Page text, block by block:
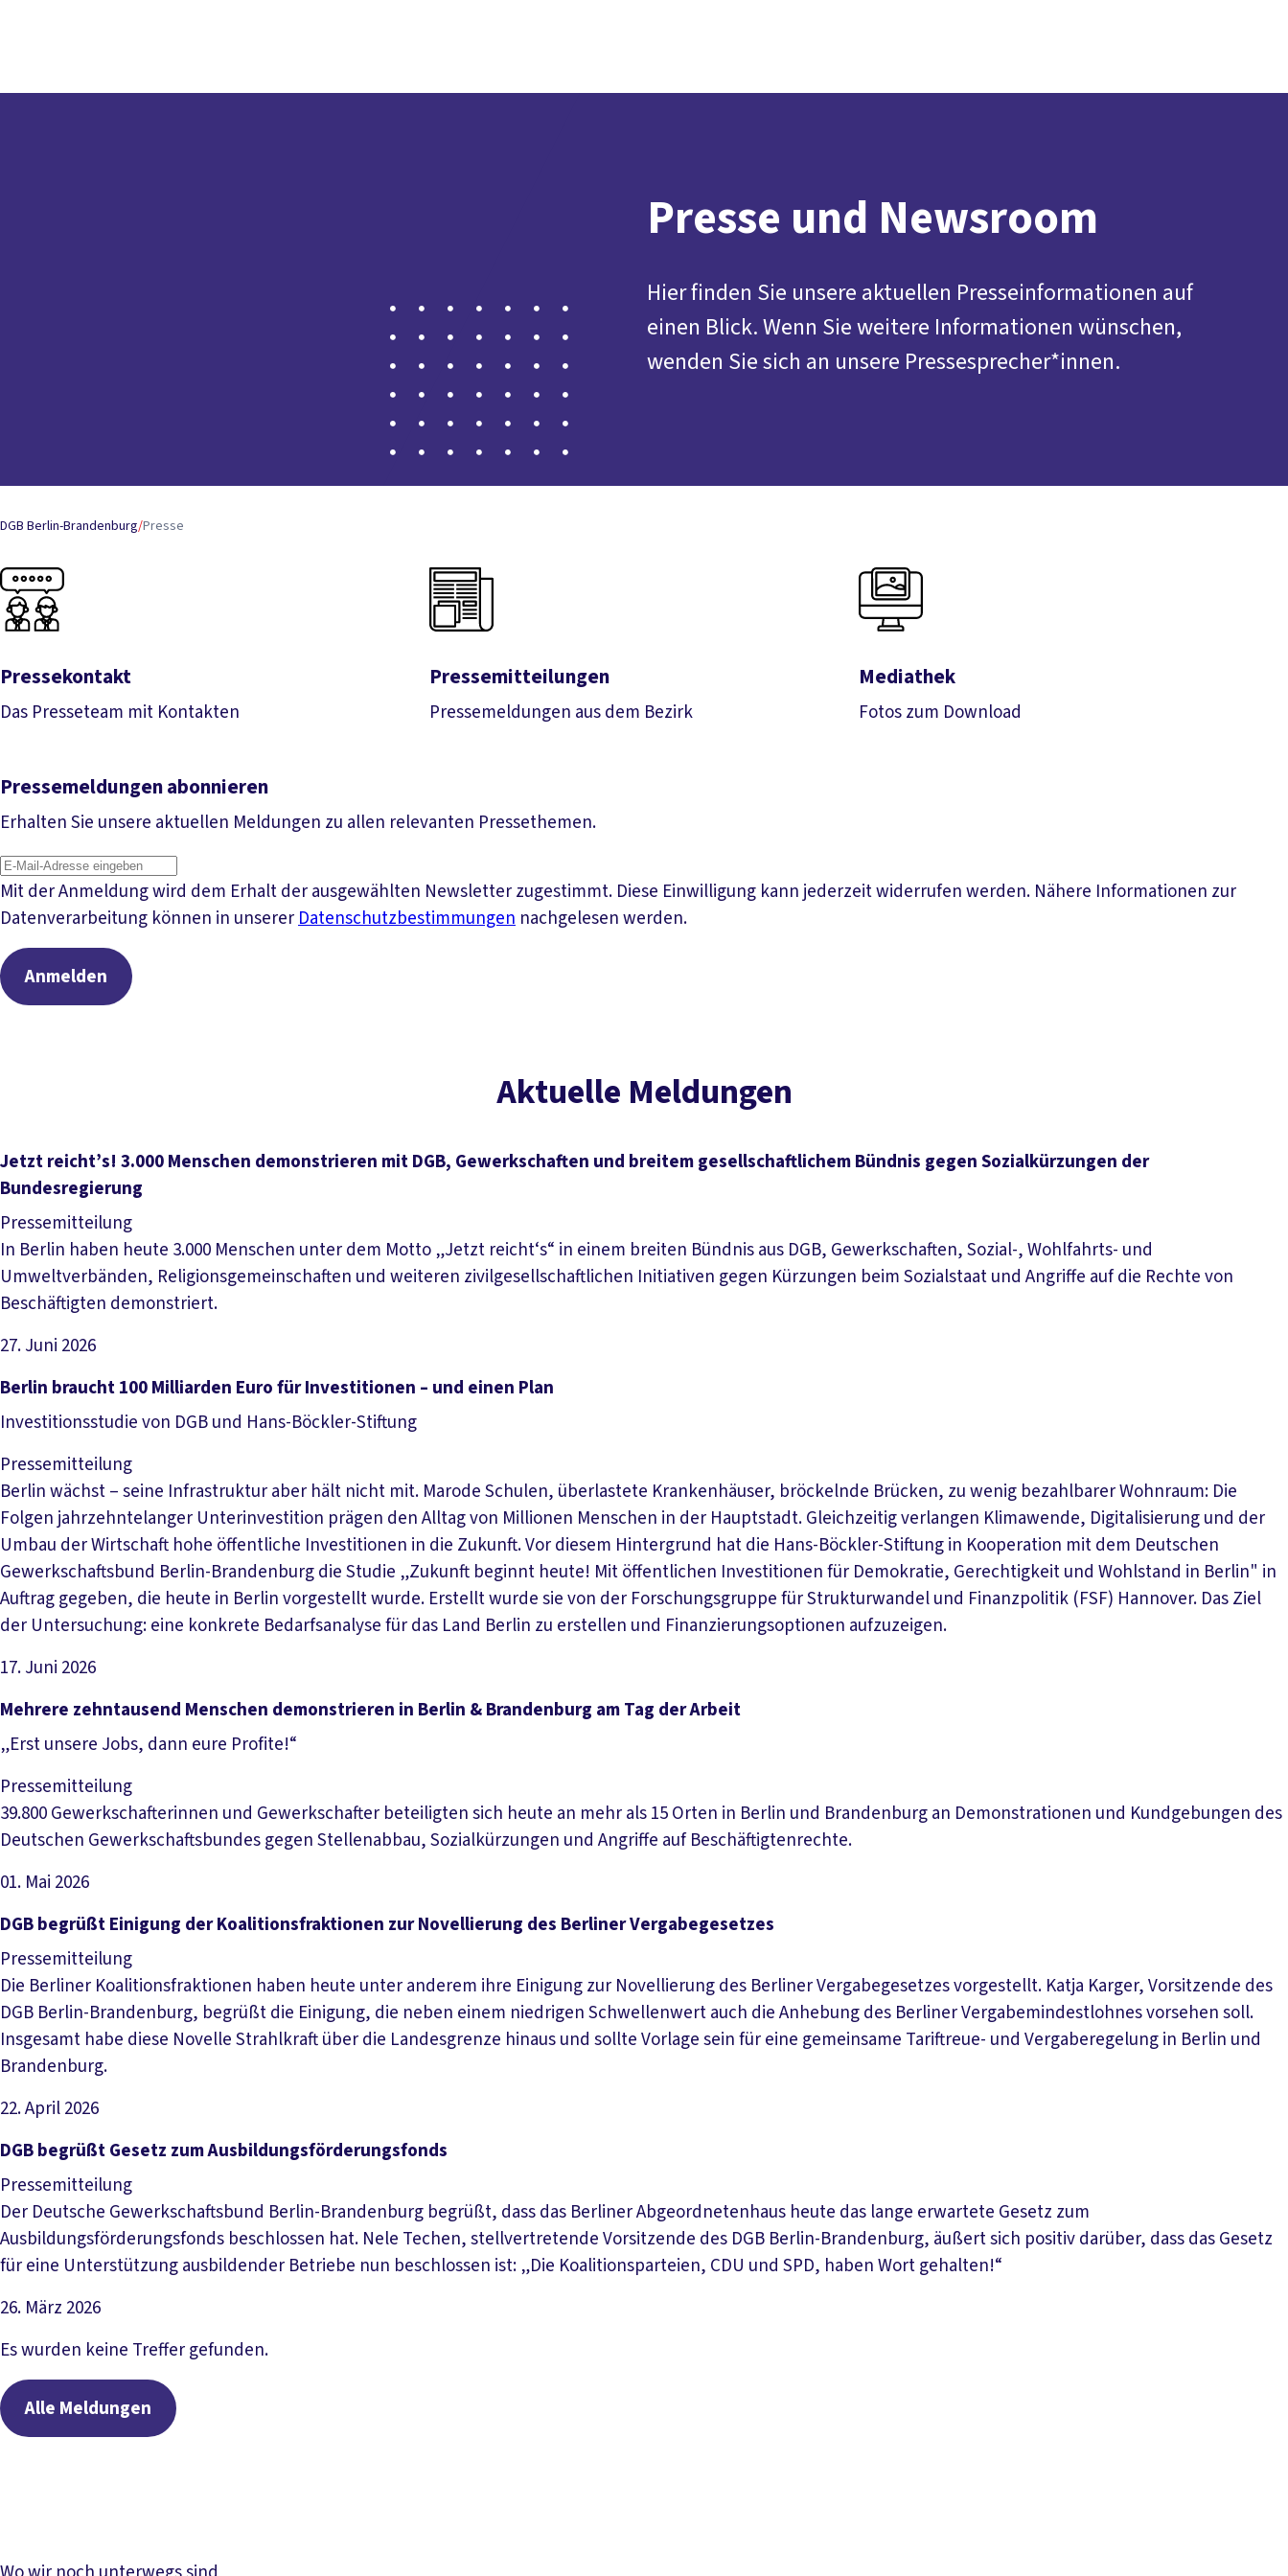
Presse und Newsroom
Hier finden Sie unsere aktuellen Presseinformationen auf
einen Blick. Wenn Sie weitere Informationen wünschen,
wenden Sie sich an unsere Pressesprecher*innen.
DGB Berlin-Brandenburg/Presse
Pressekontakt
Das Presseteam mit Kontakten
Pressemitteilungen
Pressemeldungen aus dem Bezirk
Mediathek
Fotos zum Download
Pressemeldungen abonnieren
Erhalten Sie unsere aktuellen Meldungen zu allen relevanten Pressethemen.
Mit der Anmeldung wird dem Erhalt der ausgewählten Newsletter zugestimmt. Diese Einwilligung kann jederzeit widerrufen werden. Nähere Informationen zur
Datenverarbeitung können in unsererDatenschutzbestimmungen nachgelesen werden.
Anmelden
Aktuelle Meldungen
Jetzt reicht’s! 3.000 Menschen demonstrieren mit DGB, Gewerkschaften und breitem gesellschaftlichem Bündnis gegen Sozialkürzungen der
Bundesregierung
Pressemitteilung
In Berlin haben heute 3.000 Menschen unter dem Motto „Jetzt reicht‘s“ in einem breiten Bündnis aus DGB, Gewerkschaften, Sozial-, Wohlfahrts- und
Umweltverbänden, Religionsgemeinschaften und weiteren zivilgesellschaftlichen Initiativen gegen Kürzungen beim Sozialstaat und Angriffe auf die Rechte von
Beschäftigten demonstriert.
27. Juni 2026
Artikel lesen
Berlin braucht 100 Milliarden Euro für Investitionen – und einen Plan
Investitionsstudie von DGB und Hans-Böckler-Stiftung
Pressemitteilung
Berlin wächst – seine Infrastruktur aber hält nicht mit. Marode Schulen, überlastete Krankenhäuser, bröckelnde Brücken, zu wenig bezahlbarer Wohnraum: Die
Folgen jahrzehntelanger Unterinvestition prägen den Alltag von Millionen Menschen in der Hauptstadt. Gleichzeitig verlangen Klimawende, Digitalisierung und der
Umbau der Wirtschaft hohe öffentliche Investitionen in die Zukunft. Vor diesem Hintergrund hat die Hans-Böckler-Stiftung in Kooperation mit dem Deutschen
Gewerkschaftsbund Berlin-Brandenburg die Studie „Zukunft beginnt heute! Mit öffentlichen Investitionen für Demokratie, Gerechtigkeit und Wohlstand in Berlin" in
Auftrag gegeben, die heute in Berlin vorgestellt wurde. Erstellt wurde sie von der Forschungsgruppe für Strukturwandel und Finanzpolitik (FSF) Hannover. Das Ziel
der Untersuchung: eine konkrete Bedarfsanalyse für das Land Berlin zu erstellen und Finanzierungsoptionen aufzuzeigen.
17. Juni 2026
Artikel lesen
Mehrere zehntausend Menschen demonstrieren in Berlin & Brandenburg am Tag der Arbeit
„Erst unsere Jobs, dann eure Profite!“
Pressemitteilung
39.800 Gewerkschafterinnen und Gewerkschafter beteiligten sich heute an mehr als 15 Orten in Berlin und Brandenburg an Demonstrationen und Kundgebungen des
Deutschen Gewerkschaftsbundes gegen Stellenabbau, Sozialkürzungen und Angriffe auf Beschäftigtenrechte.
01. Mai 2026
Artikel lesen
DGB begrüßt Einigung der Koalitionsfraktionen zur Novellierung des Berliner Vergabegesetzes
Pressemitteilung
Die Berliner Koalitionsfraktionen haben heute unter anderem ihre Einigung zur Novellierung des Berliner Vergabegesetzes vorgestellt. Katja Karger, Vorsitzende des
DGB Berlin-Brandenburg, begrüßt die Einigung, die neben einem niedrigen Schwellenwert auch die Anhebung des Berliner Vergabemindestlohnes vorsehen soll.
Insgesamt habe diese Novelle Strahlkraft über die Landesgrenze hinaus und sollte Vorlage sein für eine gemeinsame Tariftreue- und Vergaberegelung in Berlin und
Brandenburg.
22. April 2026
Artikel lesen
DGB begrüßt Gesetz zum Ausbildungsförderungsfonds
Pressemitteilung
Der Deutsche Gewerkschaftsbund Berlin-Brandenburg begrüßt, dass das Berliner Abgeordnetenhaus heute das lange erwartete Gesetz zum
Ausbildungsförderungsfonds beschlossen hat. Nele Techen, stellvertretende Vorsitzende des DGB Berlin-Brandenburg, äußert sich positiv darüber, dass das Gesetz
für eine Unterstützung ausbildender Betriebe nun beschlossen ist: „Die Koalitionsparteien, CDU und SPD, haben Wort gehalten!“
26. März 2026
Artikel lesen
Es wurden keine Treffer gefunden.
Alle Meldungen